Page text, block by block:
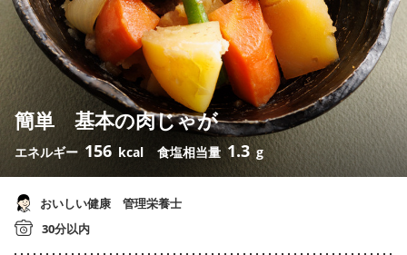
簡単 基本の肉じゃが
エネルギー 156 kcal 食塩相当量 1.3 g
おいしい健康 管理栄養士
30分以内